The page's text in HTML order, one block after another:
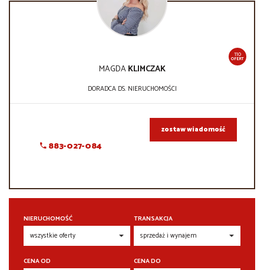
110
OFERT
MAGDAKLIMCZAK
DORADCA DS. NIERUCHOMOŚCI
883-027-084
zostaw wiadomość
NIERUCHOMOŚĆ TRANSAKCJA
CENA OD CENA DO